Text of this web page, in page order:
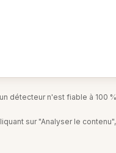
détecteur n'est fiable à 100
sur "Analyser le